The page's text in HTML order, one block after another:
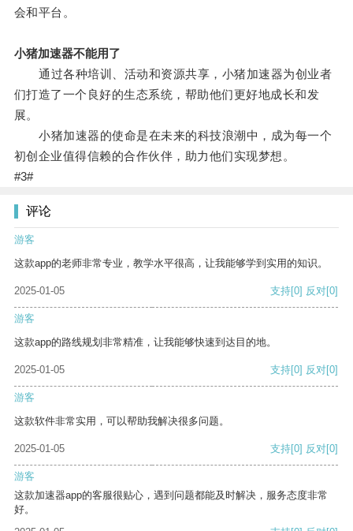
会和平台。
小猪加速器不能用了
通过各种培训、活动和资源共享，小猪加速器为创业者
们打造了一个良好的生态系统，帮助他们更好地成长和发
展。
小猪加速器的使命是在未来的科技浪潮中，成为每一个
初创企业值得信赖的合作伙伴，助力他们实现梦想。
#3#
评论
游客
这款app的老师非常专业，教学水平很高，让我能够学到实用的知识。
2025-01-05 支持[0] 反对[0]
游客
这款app的路线规划非常精准，让我能够快速到达目的地。
2025-01-05 支持[0] 反对[0]
游客
这款软件非常实用，可以帮助我解决很多问题。
2025-01-05 支持[0] 反对[0]
游客
这款加速器app的客服很贴心，遇到问题都能及时解决，服务态度非常
好。